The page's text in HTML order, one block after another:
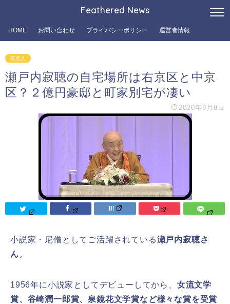
Feathered News
HOME お問い合わせ プライバシーポリシー 運営者情報
有名人
瀬戸内寂聴の自宅場所は右京区と中京
区？２億円豪邸と町家別宅が凄い
2020年9月8日
小説家・尼僧としてご活躍されている瀬戸内寂聴さ
ん。
1956年に小説家としてデビューしてから、 女流文学
賞、谷崎潤一郎賞、泉鏡花文学賞など様々な賞を受賞